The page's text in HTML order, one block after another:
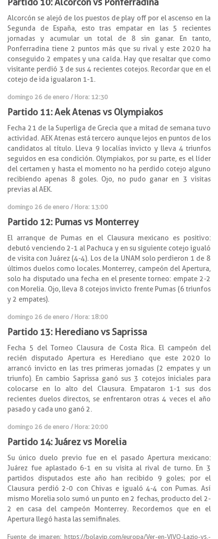
Alcorcón se alejó de los puestos de play off por el ascenso en la
Segunda de España, esto tras empatar en las 5 recientes
jornadas y acumular un total de 8 sin ganar. En tanto,
Ponferradina tiene 2 puntos más que su rival y este 2020 ha
conseguido 2 empates y una caída. Hay que resaltar que como
visitante perdió 3 de sus 4 recientes cotejos. Recordar que en el
cotejo de ida igualaron 1-1.
domingo 26 de enero / Hora: 12:30
Partido 11: Aek Atenas vs Olympiakos
Fecha 21 de la Superliga de Grecia que a mitad de semana tuvo
actividad. AEK Atenas está tercero aunque lejos en puntos de los
candidatos al título. Lleva 9 localías invicto y lleva 4 triunfos
seguidos en esa condición. Olympiakos, por su parte, es el líder
del certamen y hasta el momento no ha perdido cotejo alguno
recibiendo apenas 8 goles. Ojo, no pudo ganar en 3 visitas
previas al AEK.
domingo 26 de enero / Hora: 13:00
Partido 12: Pumas vs Monterrey
El arranque de Pumas en el Clausura mexicano es positivo:
debutó venciendo 2-1 al Pachuca y en su siguiente cotejo igualó
de visita con Juárez (4-4). Los de la UNAM solo perdieron 1 de 8
últimos duelos como locales. Monterrey, campeón del Apertura,
solo ha disputado una fecha en el presente torneo: empate 2-2
con Morelia. Ojo, lleva 8 cotejos invicto frente Pumas (6 triunfos
y 2 empates).
domingo 26 de enero / Hora: 18:00
Partido 13: Herediano vs Saprissa
Fecha 5 del Torneo Clausura de Costa Rica. El campeón del
recién disputado Apertura es Herediano que este 2020 lo
arrancó invicto en las tres primeras jornadas (2 empates y un
triunfo). En cambio Saprissa ganó sus 3 cotejos iniciales para
colocarse en lo alto del Clausura. Empataron 1-1 sus dos
recientes duelos directos, se enfrentaron otras 4 veces el año
pasado y cada uno ganó 2.
domingo 26 de enero / Hora: 20:00
Partido 14: Juárez vs Morelia
Su único duelo previo fue en el pasado Apertura mexicano:
Juárez fue aplastado 6-1 en su visita al rival de turno. En 3
partidos disputados este año han recibido 9 goles; por el
Clausura perdió 2-0 con Chivas e igualó 4-4 con Pumas. Así
mismo Morelia solo sumó un punto en 2 fechas, producto del 2-
2 en casa del campeón Monterrey. Recordemos que en el
Apertura llegó hasta las semifinales.
Fuente de imagen: https://bolavip.com/europa/Ver-en-VIVO-Lazio-vs.-